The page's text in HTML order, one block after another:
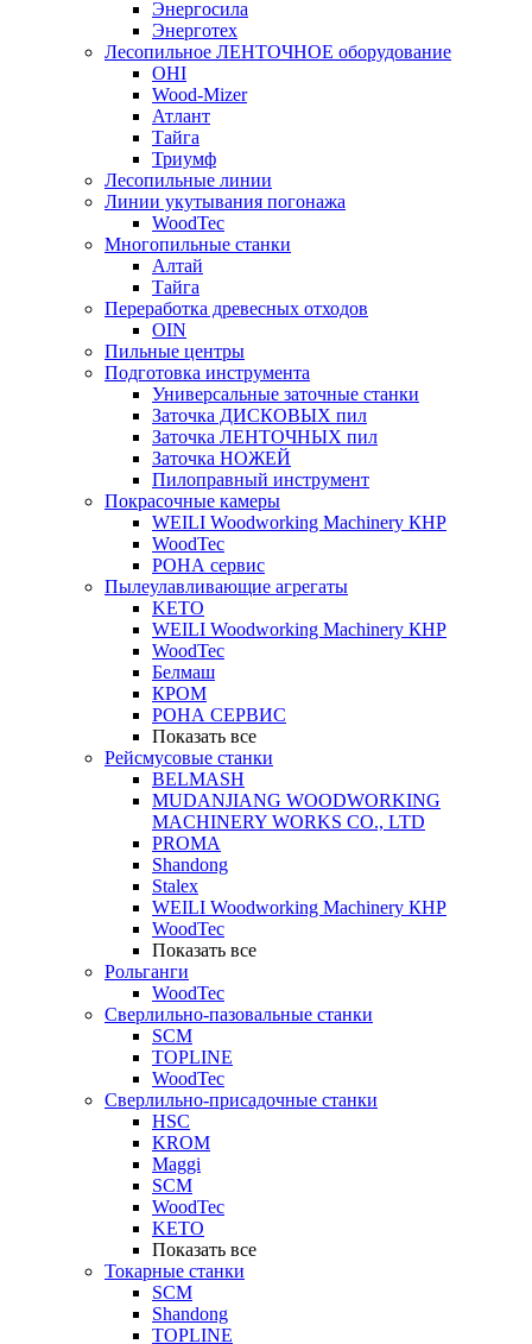
Энергосила
Энерготех
Лесопильное ЛЕНТОЧНОЕ оборудование
OHI
Wood-Mizer
Атлант
Тайга
Триумф
Лесопильные линии
Линии укутывания погонажа
WoodTec
Многопильные станки
Алтай
Тайга
Переработка древесных отходов
OIN
Пильные центры
Подготовка инструмента
Универсальные заточные станки
Заточка ДИСКОВЫХ пил
Заточка ЛЕНТОЧНЫХ пил
Заточка НОЖЕЙ
Пилоправный инструмент
Покрасочные камеры
WEILI Woodworking Machinery КНР
WoodTec
РОНА сервис
Пылеулавливающие агрегаты
KETO
WEILI Woodworking Machinery КНР
WoodTec
Белмаш
КРОМ
РОНА СЕРВИС
Показать все
Рейсмусовые станки
BELMASH
MUDANJIANG WOODWORKING
MACHINERY WORKS CO., LTD
PROMA
Shandong
Stalex
WEILI Woodworking Machinery КНР
WoodTec
Показать все
Рольганги
WoodTec
Сверлильно-пазовальные станки
SCM
TOPLINE
WoodTec
Сверлильно-присадочные станки
HSC
KROM
Maggi
SCM
WoodTec
KETO
Показать все
Токарные станки
SCM
Shandong
TOPLINE